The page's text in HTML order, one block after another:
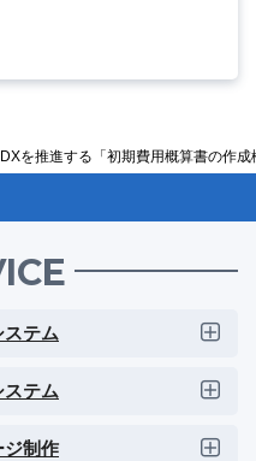
を推進する「初期費用概算書の作
テム
テム
ジ制作